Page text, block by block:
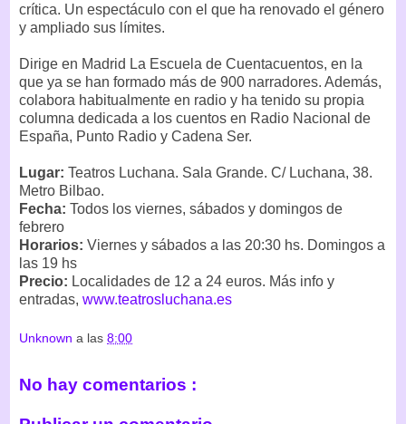
crítica. Un espectáculo con el que ha renovado el género
y ampliado sus límites.
Dirige en Madrid La Escuela de Cuentacuentos, en la
que ya se han formado más de 900 narradores. Además,
colabora habitualmente en radio y ha tenido su propia
columna dedicada a los cuentos en Radio Nacional de
España, Punto Radio y Cadena Ser.
Lugar: Teatros Luchana. Sala Grande. C/ Luchana, 38.
Metro Bilbao.
Fecha: Todos los viernes, sábados y domingos de
febrero
Horarios: Viernes y sábados a las 20:30 hs. Domingos a
las 19 hs
Precio: Localidades de 12 a 24 euros. Más info y
entradas, www.teatrosluchana.es
Unknown a las 8:00
No hay comentarios :